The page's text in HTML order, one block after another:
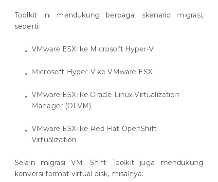
Toolkit ini mendukung berbagai skenario migrasi,
seperti:
VMware ESXi ke Microsoft Hyper-V
Microsoft Hyper-V ke VMware ESXi
VMware ESXi ke Oracle Linux Virtualization
Manager (OLVM)
VMware ESXi ke Red Hat OpenShift
Virtualization
Selain migrasi VM, Shift Toolkit juga mendukung
konversi format virtual disk, misalnya: